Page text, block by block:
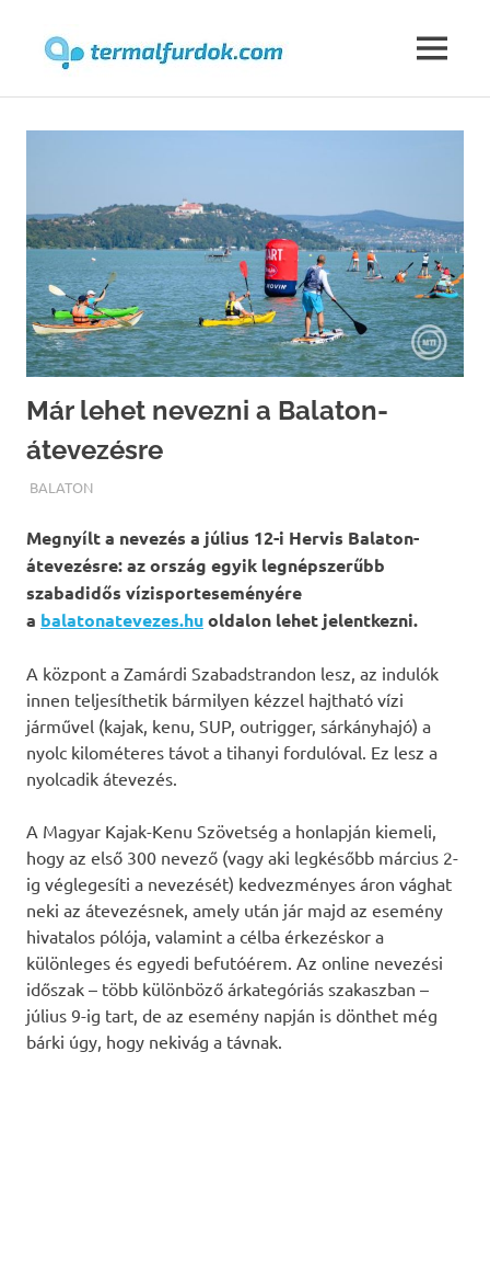
MENU
Már lehet nevezni a Balaton-
átevezésre
TERMALFURDOK.COM
BALATON
Megnyílt a nevezés a július 12-i Hervis Balaton-
átevezésre: az ország egyik legnépszerűbb
szabadidős vízisporteseményére
a balatonatevezes.huoldalon lehet jelentkezni.
A központ a Zamárdi Szabadstrandon lesz, az indulók
innen teljesíthetik bármilyen kézzel hajtható vízi
járművel (kajak, kenu, SUP, outrigger, sárkányhajó) a
nyolc kilométeres távot a tihanyi fordulóval. Ez lesz a
nyolcadik átevezés.
A Magyar Kajak-Kenu Szövetség a honlapján kiemeli,
hogy az első 300 nevező (vagy aki legkésőbb március 2-
ig véglegesíti a nevezését) kedvezményes áron vághat
neki az átevezésnek, amely után jár majd az esemény
hivatalos pólója, valamint a célba érkezéskor a
különleges és egyedi befutóérem. Az online nevezési
időszak – több különböző árkategóriás szakaszban –
július 9-ig tart, de az esemény napján is dönthet még
bárki úgy, hogy nekivág a távnak.